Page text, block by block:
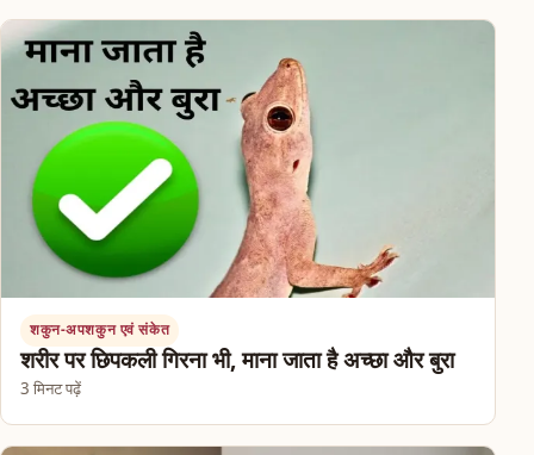
शकुन-अपशकुन एवं संकेत
शरीर पर छिपकली गिरना भी, माना जाता है अच्छा और बुरा
3 मिनट पढ़ें